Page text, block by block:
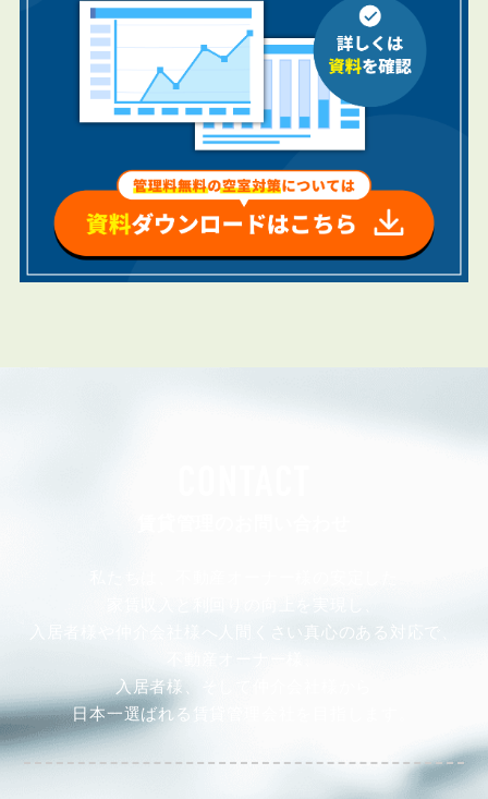
入居者様や仲介会社様へ人間くさい真心のある対応で、
入居者様、そして仲介会社様から
日本一選ばれる賃貸管理会社を目指します。